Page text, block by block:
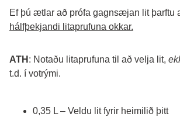
hálfþekjandi litaprufuna okkar.
ATH : Notaðu litaprufuna til að velja lit,
t.d. í votrými.
0,35 L – Veldu lit fyrir heimilið þitt